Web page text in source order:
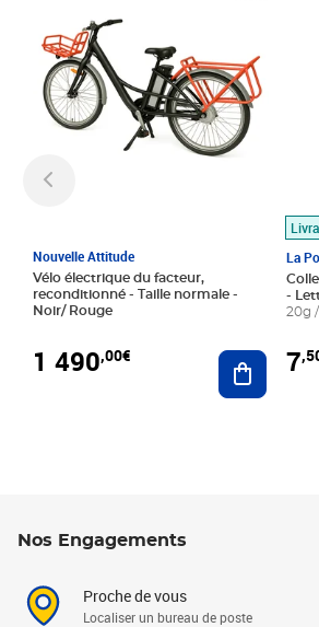
Nouvelle Attitude
Vélo électrique du facteur,
reconditionné - Taille normale -
Noir/ Rouge
1 490,00€ Ajouter
La
-
20g
7
Nos Engagements
Proche de vous
Localiser un bureau de poste